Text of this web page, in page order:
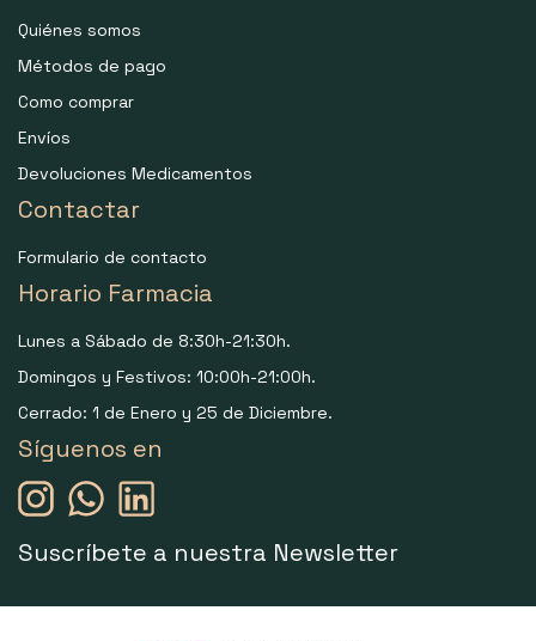
Quiénes somos
Métodos de pago
Como comprar
Envíos
Devoluciones Medicamentos
Contactar
Formulario de contacto
Horario Farmacia
Lunes a Sábado de 8:30h-21:30h.
Domingos y Festivos: 10:00h-21:00h.
Cerrado: 1 de Enero y 25 de Diciembre.
Síguenos en
Suscríbete a nuestra Newsletter